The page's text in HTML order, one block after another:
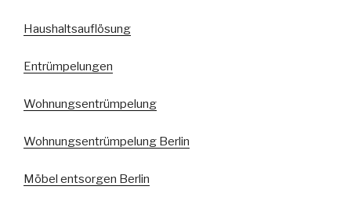
Haushaltsauflösung
Entrümpelungen
Wohnungsentrümpelung
Wohnungsentrümpelung Berlin
Möbel entsorgen Berlin